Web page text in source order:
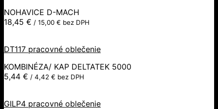
NOHAVICE D-MACH
18,45 € / 15,00 € bez DPH
DT117 pracovné oblečenie
KOMBINÉZA/ KAP DELTATEK 5000
5,44 € / 4,42 € bez DPH
GILP4 pracovné oblečenie